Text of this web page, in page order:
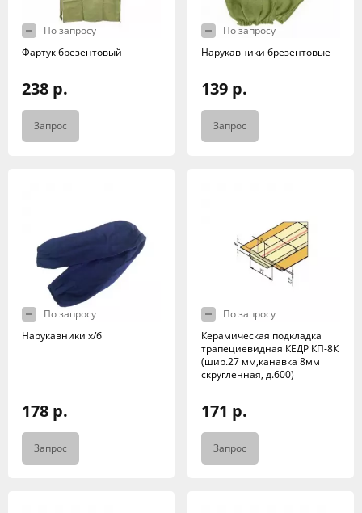
По запросу
Фартук брезентовый
238 р.
Запрос
По запросу
Нарукавники брезентовые
139 р.
Запрос
По запросу
Нарукавники х/б
178 р.
Запрос
По запросу
Керамическая подкладка
трапециевидная КЕДР КП-8К
(шир.27 мм,канавка 8мм
скругленная, д.600)
171 р.
Запрос